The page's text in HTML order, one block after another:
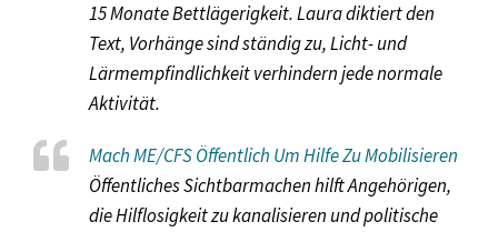
15 Monate Bettlägerigkeit. Laura diktiert den
Text, Vorhänge sind ständig zu, Licht- und
Lärmempfindlichkeit verhindern jede normale
Aktivität.
Mach ME/CFS Öffentlich Um Hilfe Zu Mobilisieren
Öffentliches Sichtbarmachen hilft Angehörigen,
die Hilflosigkeit zu kanalisieren und politische